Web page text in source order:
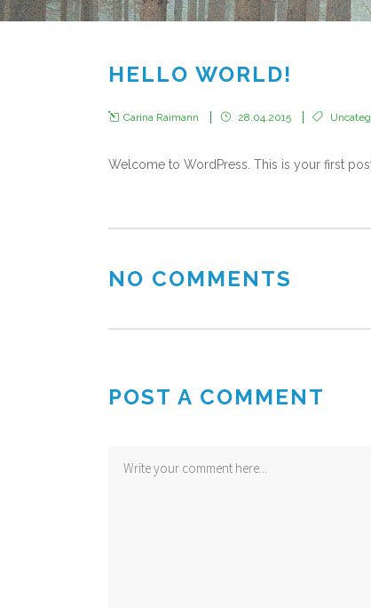
HELLO WORLD!
Carina Raimann 28.04.2015
Welcome to WordPress. This is your first
NO COMMENTS
POST A COMMENT